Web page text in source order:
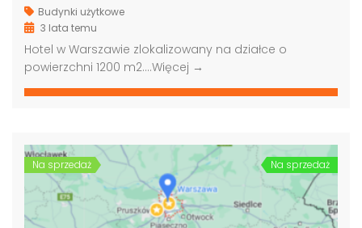
Budynki użytkowe
3 lata temu
Hotel w Warszawie zlokalizowany na działce o
powierzchni 1200 m2….Więcej →
Na sprzedaż Na sprzedaż